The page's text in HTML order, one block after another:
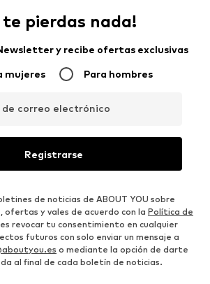
te pierdas nada!
y recibe ofertas exclusivas
mujeres Para hombres
de correo electrónico
Registrarse
de noticias de ABOUT YOU sobre
ofertas y vales de acuerdo con la Política de
revocar tu consentimiento en cualquier
futuros con solo enviar un mensaje a
o mediante la opción de darte
al final de cada boletín de noticias.